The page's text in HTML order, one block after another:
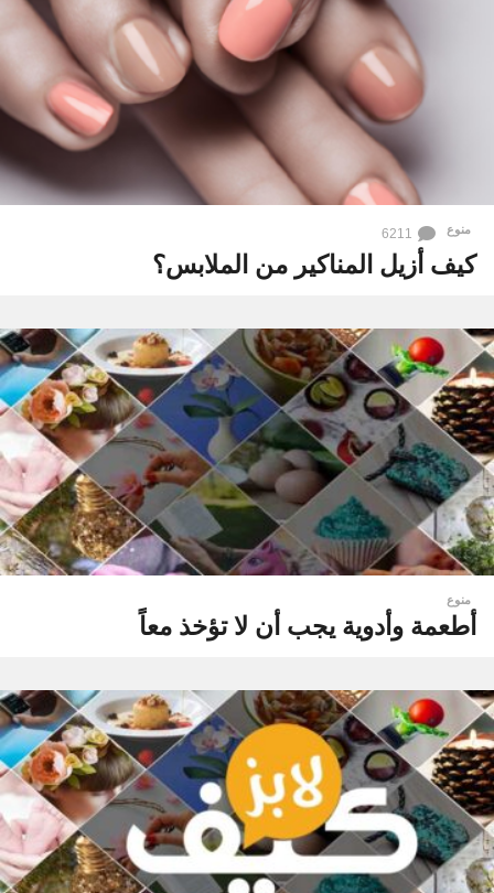
منوع 6211
كيف أزيل المناكير من الملابس؟
منوع
أطعمة وأدوية يجب أن لا تؤخذ معاً